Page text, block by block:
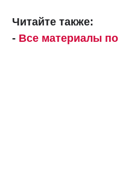
Читайте также:
- Все материалы